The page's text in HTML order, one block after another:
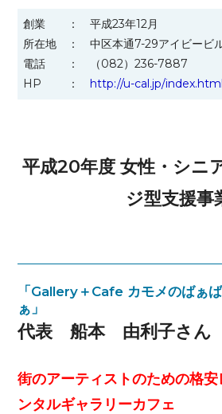
創業
平成23年12月
所在地
中区本通7-29アイビービ
電話
（082）236-7887
HP
http://u-cal.jp/index.html
平成20年度 女性・シニ
ジ型支援事
「Gallery＋Cafe カモメのばぁば
ぁ」
代表 船本 由利子さん
街のアーティストのための格安
ンタルギャラリーカフェ